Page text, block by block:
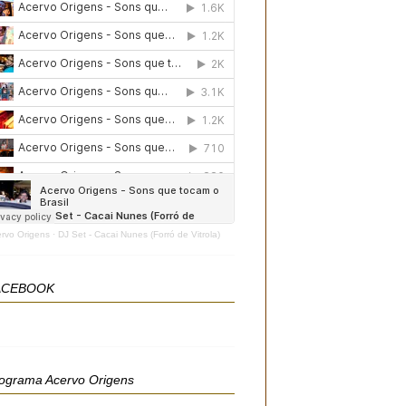
Origens · DJ Set - Cacai Nunes (Forró de Vitrola)
Acervo Origens